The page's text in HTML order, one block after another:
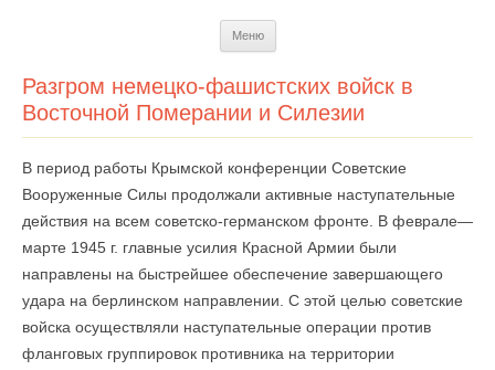
Меню
Разгром немецко-фашистских войск в
Восточной Померании и Силезии
В период работы Крымской конференции Советские
Вооруженные Силы продолжали активные наступательные
действия на всем советско-германском фронте. В феврале—
марте 1945 г. главные усилия Красной Армии были
направлены на быстрейшее обеспечение завершающего
удара на берлинском направлении. С этой целью советские
войска осуществляли наступательные операции против
фланговых группировок противника на территории